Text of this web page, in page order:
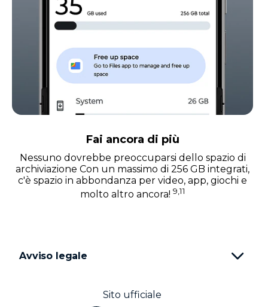
Fai ancora di più
Nessuno dovrebbe preoccuparsi dello spazio di
archiviazione Con un massimo di 256 GB integrati,
c'è spazio in abbondanza per video, app, giochi e
molto altro ancora! 9,11
Avviso legale
Sito ufficiale